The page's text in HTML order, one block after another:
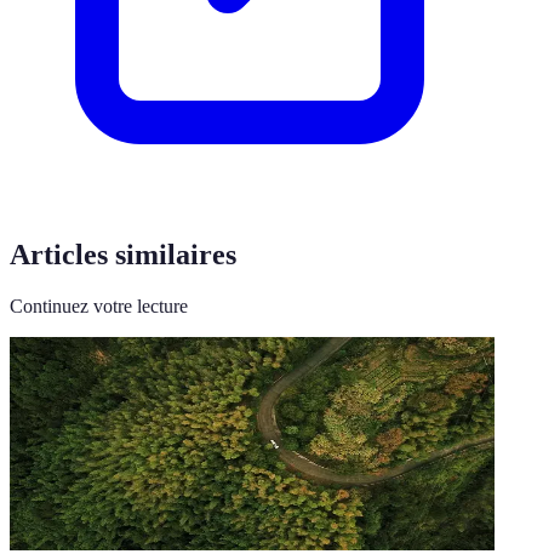
Articles similaires
Continuez votre lecture